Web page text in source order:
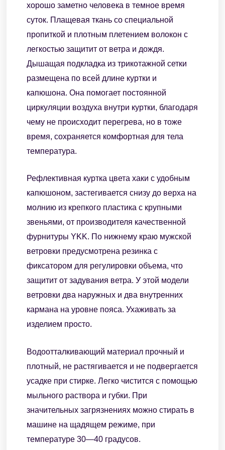
хорошо заметно человека в темное время
суток. Плащевая ткань со специальной
пропиткой и плотным плетением волокон с
легкостью защитит от ветра и дождя.
Дышащая подкладка из трикотажной сетки
размещена по всей длине куртки и
капюшона. Она помогает постоянной
циркуляции воздуха внутри куртки, благодаря
чему не происходит перегрева, но в тоже
время, сохраняется комфортная для тела
температура.
Рефлективная куртка цвета хаки с удобным
капюшоном, застегивается снизу до верха на
молнию из крепкого пластика с крупными
звеньями, от производителя качественной
фурнитуры YKK. По нижнему краю мужской
ветровки предусмотрена резинка с
фиксатором для регулировки объема, что
защитит от задувания ветра. У этой модели
ветровки два наружных и два внутренних
кармана на уровне пояса. Ухаживать за
изделием просто.
Водоотталкивающий материал прочный и
плотный, не растягивается и не подвергается
усадке при стирке. Легко чистится с помощью
мыльного раствора и губки. При
значительных загрязнениях можно стирать в
машине на щадящем режиме, при
температуре 30—40 градусов.